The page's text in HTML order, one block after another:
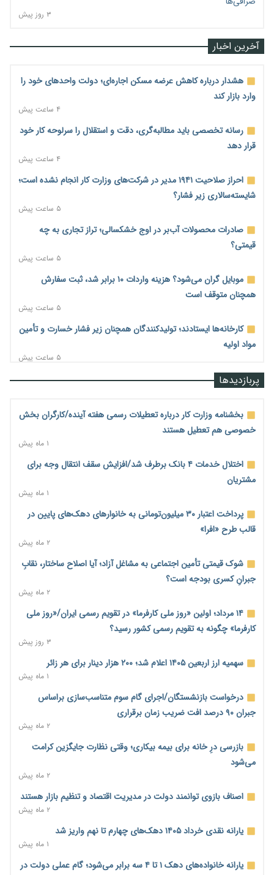
۳ روز پیش
آخرین اخبار
هشدار درباره کاهش عرضه مسکن اجاره‌ای؛ دولت واحدهای خود را
وارد بازار کند
۴ ساعت پیش
رسانه تخصصی باید مطالبه‌گری، دقت و استقلال را سرلوحه کار خود
قرار دهد
۴ ساعت پیش
احراز صلاحیت ۱۹۴۱ مدیر در شرکت‌های وزارت کار انجام نشده است؛
شایسته‌سالاری زیر فشار؟
۵ ساعت پیش
صادرات محصولات آب‌بر در اوج خشکسالی؛ تراز تجاری به چه
قیمتی؟
۵ ساعت پیش
موبایل گران می‌شود؟ هزینه واردات ۱۰ برابر شد، ثبت سفارش
همچنان متوقف است
۵ ساعت پیش
کارخانه‌ها ایستادند؛ تولیدکنندگان همچنان زیر فشار خسارت و تأمین
مواد اولیه
۵ ساعت پیش
قیمت مسکن در دست سازنده‌های خرد؛ چگونه «عددسازی» بازار
۵ ساعت پیش
منابع صندوق ملی مسکن به متقاضیان رسید؛ اولویت با پروژه‌های
هشدار درباره آینده صندوق‌های بازنشستگی؛ اعتماد بیمه‌پردازان را
ترمیم مزد در راه است؟ تأکید بر افزایش مزد پایه و شفافیت سبد
۶ ساعت پیش
وام بدون رتبه اعتباری؛ صندوق کارآفرینی امید از حمایت متفاوت
ناترازی برق ۳۰ درصد کاهش یافت؛ وعده وزارت نیرو برای رفع
محدودیت صنایع
۷ ساعت پیش
ورود بخش خصوصی به حکمرانی اشتغال؛ «یاوران پیشرفت»
امسال گسترده‌تر می‌شود
۷ ساعت پیش
مطالبه کارگران جنوب برای پرداخت «حق جنگ»؛ از نفت و گاز تا
شبکه برق
۷ ساعت پیش
حساب‌های شرکت ملی نفت در بانک صنعت و معدن مسدود شد؛
بدهی یک میلیارد دلاری
پربازدیدها
بخشنامه وزارت کار درباره تعطیلات رسمی هفته آینده/کارگران بخش
خصوصی هم تعطیل هستند
۱ ماه پیش
اختلال خدمات ۴ بانک برطرف شد/افزایش سقف انتقال وجه برای
مشتریان
۱ ماه پیش
پرداخت اعتبار ۳۰ میلیون‌تومانی به خانوارهای دهک‌های پایین در
قالب طرح «افرا»
۲ ماه پیش
شوک قیمتی تأمین اجتماعی به مشاغل آزاد؛ آیا اصلاح ساختار، نقابِ
جبرانِ کسری بودجه است؟
۲ ماه پیش
۱۴ مرداد؛ اولین «روز ملی کارفرما» در تقویم رسمی ایران/«روز ملی
کارفرما» چگونه به تقویم رسمی کشور رسید؟
۳ روز پیش
سهمیه ارز اربعین ۱۴۰۵ اعلام شد؛ ۲۰۰ هزار دینار برای هر زائر
۱ ماه پیش
درخواست بازنشستگان/اجرای گام سوم متناسب‌سازی براساس
جبران ۹۰ درصد افت ضریب زمان برقراری
۲ ماه پیش
بازرسی درِ خانه برای بیمه بیکاری؛ وقتی نظارت جایگزین کرامت
می‌شود
۲ ماه پیش
اصناف بازوی توانمند دولت در مدیریت اقتصاد و تنظیم بازار هستند
۲ ماه پیش
یارانه نقدی خرداد ۱۴۰۵ دهک‌های چهارم تا نهم واریز شد
۱ ماه پیش
یارانه خانواده‌های دهک ۱ تا ۴ سه برابر می‌شود؛ گام عملی دولت در